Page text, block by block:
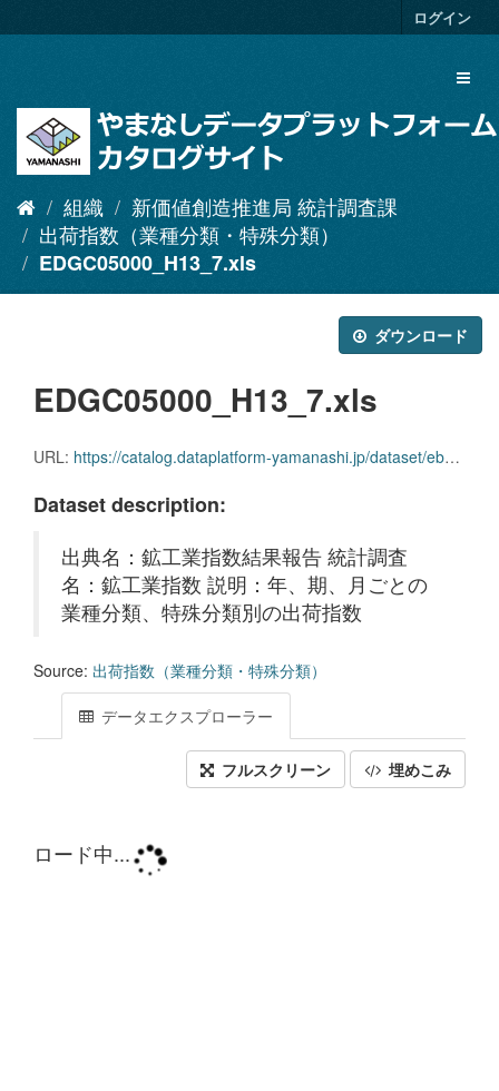
キ
ログイン
組織
新価値創造推進局 統計調査課
出荷指数（業種分類・特殊分類）
EDGC05000_H13_7.xls
ダウンロード
EDGC05000_H13_7.xls
URL: https://catalog.dataplatform-yamanashi.jp/dataset/eb5b8c5c-ca93-4a44-89a3-06fc63c643af/resource/f56b9a90-193e-4509-bfb6-c58f4cf60de2/download/edgc05000_h13_7.xls
Dataset description:
出典名：鉱工業指数結果報告 統計調査
名：鉱工業指数 説明：年、期、月ごとの
業種分類、特殊分類別の出荷指数
Source: 出荷指数（業種分類・特殊分類）
データエクスプローラー
フルスクリーン 埋めこみ